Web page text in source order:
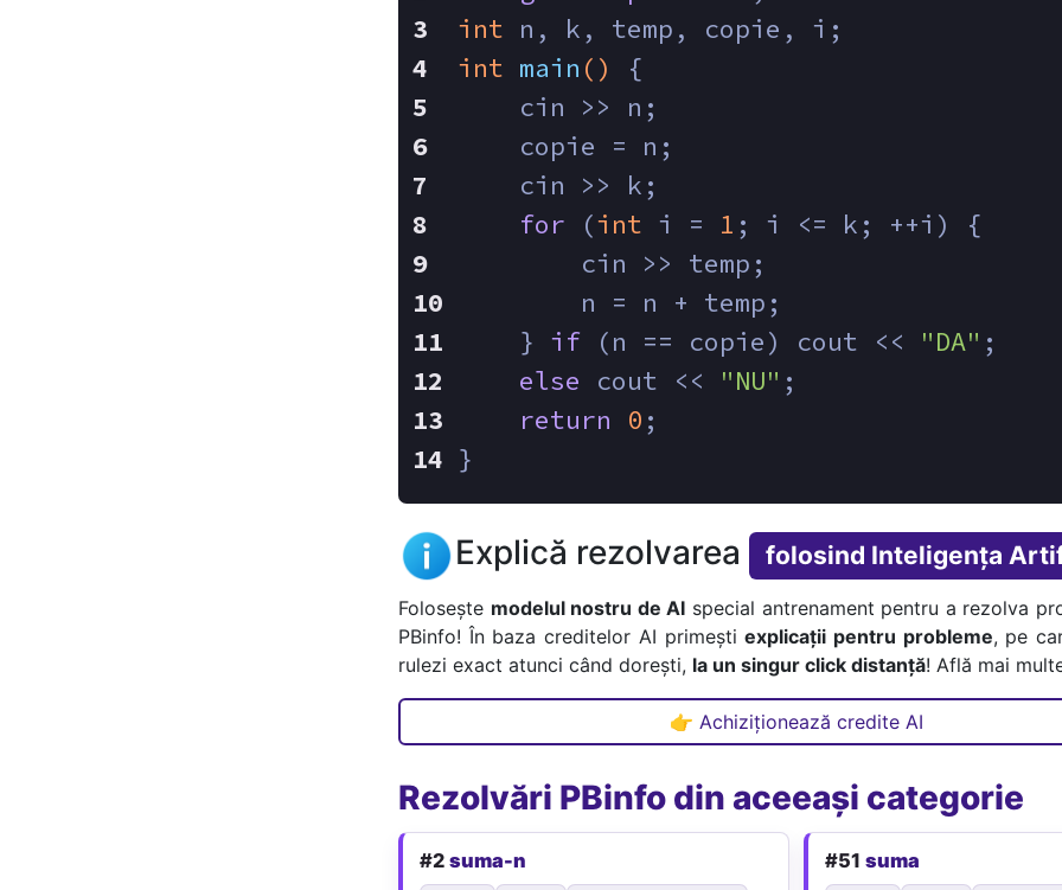
int n, k, temp, copie, i;
int main ()
{
    cin >> n;
    copie = n;
    cin >> k;
for (int i = 1 ; i <= k; ++i) {
        cin >> temp;
        n = n + temp;
    }
if (n == copie) cout << "DA" ;
else cout << "NU" ;
return
0 ;
}
Explică rezolvarea folosind Inteligența
Folosește modelul nostru de AI special antrenament pentru a rezolva
PBinfo! În baza creditelor AI primeștiexplicații pentru probleme, pe
rulezi exact atunci când dorești, la un singur click distanță! Află mai
👉 Achiziționează credite AI
Rezolvări PBinfo din aceeași categorie
#2 suma-n #51 suma